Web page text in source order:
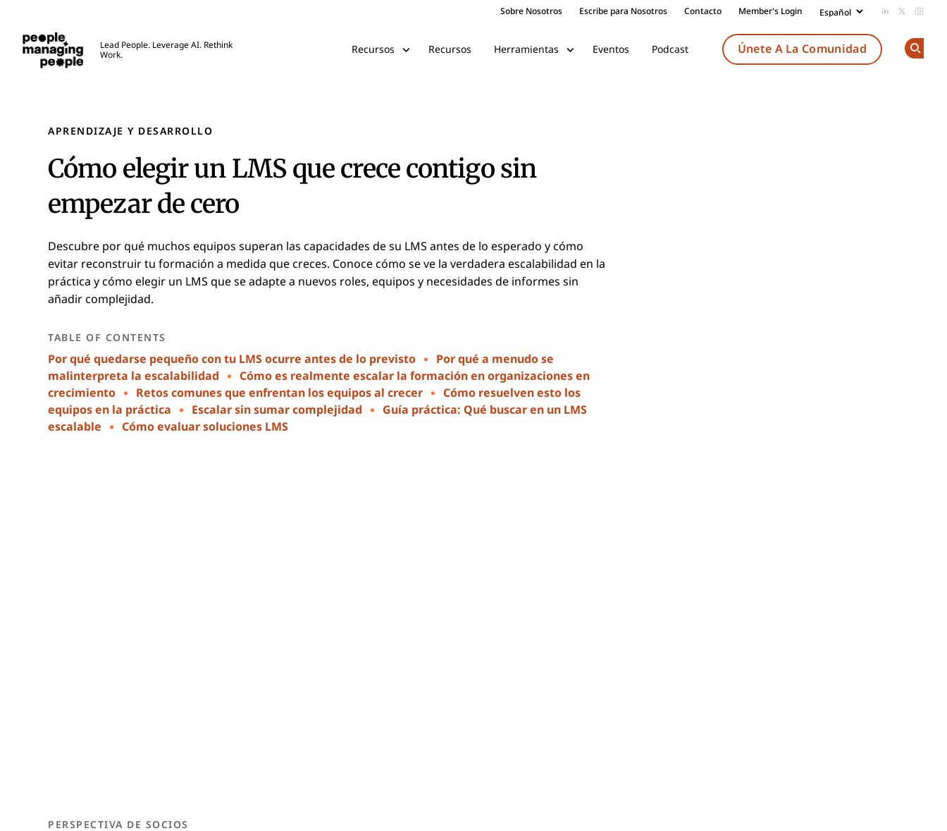
Sobre Nosotros Escribe para Nosotros Contacto Member's Login Add us on
Follow
Lead People. Leverage AI. Rethink
Work.
Recursos Recursos Herramientas Eventos Podcast Únete A La Comunidad
APRENDIZAJE Y DESARROLLO
Cómo elegir un LMS que crece contigo sin
empezar de cero
Descubre por qué muchos equipos superan las capacidades de su LMS antes de lo esperado y cómo
evitar reconstruir tu formación a medida que creces. Conoce cómo se ve la verdadera escalabilidad en la
práctica y cómo elegir un LMS que se adapte a nuevos roles, equipos y necesidades de informes sin
añadir complejidad.
TABLE OF CONTENTS
Por qué quedarse pequeño con tu LMS ocurre antes de lo previsto
Por qué a menudo se
malinterpreta la escalabilidad
Cómo es realmente escalar la formación en organizaciones en
crecimiento
Retos comunes que enfrentan los equipos al crecer
Cómo resuelven esto los
equipos en la práctica
Escalar sin sumar complejidad
Guía práctica: Qué buscar en un LMS
escalable
Cómo evaluar soluciones LMS
PERSPECTIVA DE SOCIOS